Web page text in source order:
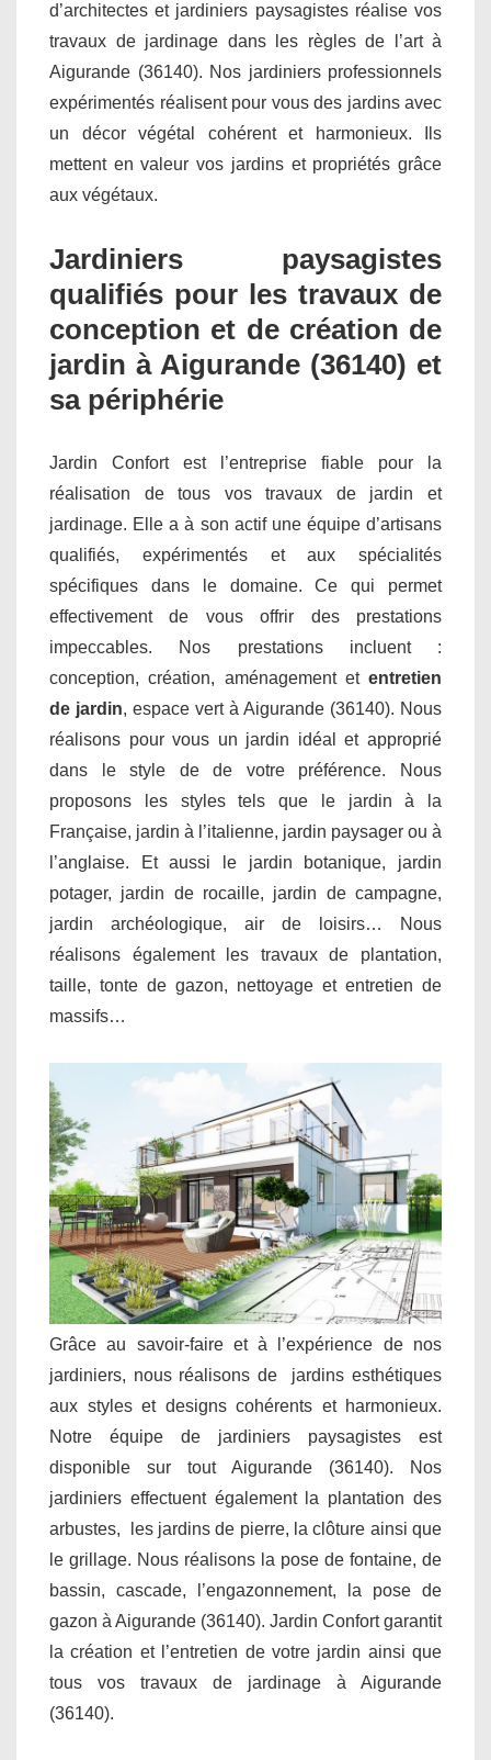
d’architectes et jardiniers paysagistes réalise vos
travaux de jardinage dans les règles de l’art à
Aigurande (36140). Nos jardiniers professionnels
expérimentés réalisent pour vous des jardins avec
un décor végétal cohérent et harmonieux. Ils
mettent en valeur vos jardins et propriétés grâce
aux végétaux.
Jardiniers paysagistes
qualifiés pour les travaux de
conception et de création de
jardin à Aigurande (36140) et
sa périphérie
Jardin Confort est l’entreprise fiable pour la
réalisation de tous vos travaux de jardin et
jardinage. Elle a à son actif une équipe d’artisans
qualifiés, expérimentés et aux spécialités
spécifiques dans le domaine. Ce qui permet
effectivement de vous offrir des prestations
impeccables. Nos prestations incluent :
conception, création, aménagement et entretien
de jardin, espace vert à Aigurande (36140). Nous
réalisons pour vous un jardin idéal et approprié
dans le style de de votre préférence. Nous
proposons les styles tels que le jardin à la
Française, jardin à l’italienne, jardin paysager ou à
l’anglaise. Et aussi le jardin botanique, jardin
potager, jardin de rocaille, jardin de campagne,
jardin archéologique, air de loisirs… Nous
réalisons également les travaux de plantation,
taille, tonte de gazon, nettoyage et entretien de
massifs…
Grâce au savoir-faire et à l’expérience de nos
jardiniers, nous réalisons de jardins esthétiques
aux styles et designs cohérents et harmonieux.
Notre équipe de jardiniers paysagistes est
disponible sur tout Aigurande (36140). Nos
jardiniers effectuent également la plantation des
arbustes, les jardins de pierre, la clôture ainsi que
le grillage. Nous réalisons la pose de fontaine, de
bassin, cascade, l’engazonnement, la pose de
gazon à Aigurande (36140). Jardin Confort garantit
la création et l’entretien de votre jardin ainsi que
tous vos travaux de jardinage à Aigurande
(36140).